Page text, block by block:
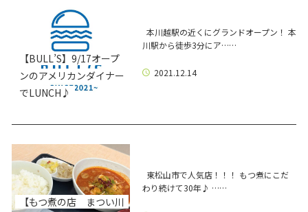
【BULL’S】9/17オープ
ンのアメリカンダイナー
でLUNCH♪
本川越駅の近くにグランドオープン！ 本
川駅から徒歩3分にア……
2021.12.14
【もつ煮の店 まつい川
東松山市で人気店！！！ もつ煮にこだ
わり続けて30年♪ ……